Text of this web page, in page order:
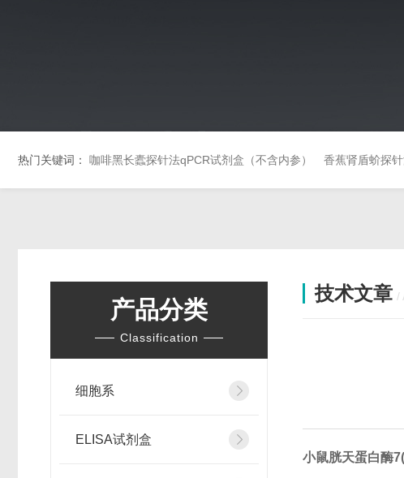
热门关键词： 咖啡黑长蠹探针法qPCR试剂盒（不含内参） 香蕉肾盾蚧探
产品分类
Classification
细胞系
ELISA试剂盒
技术文章 /
小鼠胱天蛋白酶